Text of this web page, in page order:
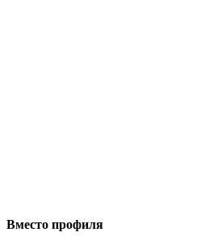
Вместо профиля